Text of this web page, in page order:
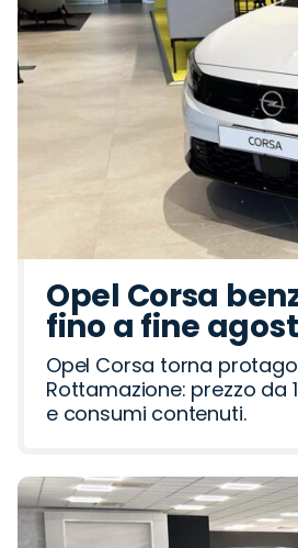
Opel Corsa
fino a fine
Opel Corsa torna
Rottamazione: prezzo da
e consumi contenuti.